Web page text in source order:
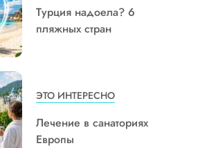
Турция надоела? 6
пляжных стран
ЭТО ИНТЕРЕСНО
Лечение в санаториях
Европы